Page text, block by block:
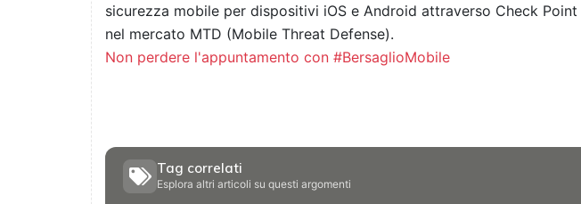
sicurezza mobile per dispositivi iOS e Android attraverso Check
nel mercato MTD (Mobile Threat Defense).
Non perdere l'appuntamento con #BersaglioMobile
Tag correlati
Esplora altri articoli su questi argomenti